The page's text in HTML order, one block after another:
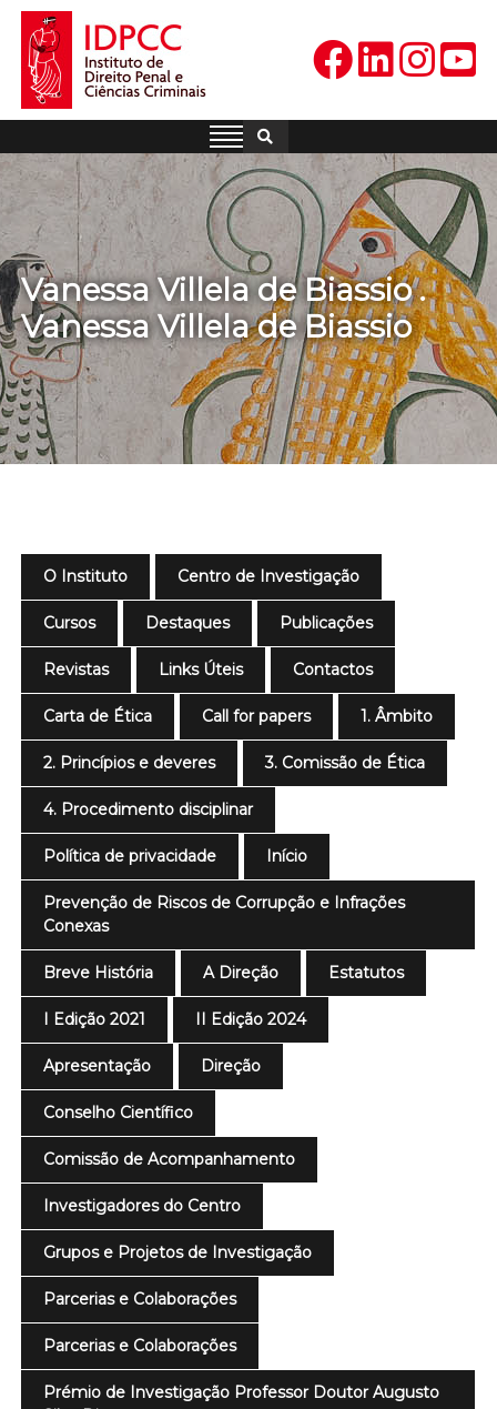
Skip
content
IDPCC
Instituto de Direito Penal e
Vanessa Villela de Biassio .
Vanessa Villela de Biassio
O Instituto Centro de Investigação
Cursos Destaques Publicações
Revistas Links Úteis Contactos
Carta de Ética Call for papers 1. Âmbito
2. Princípios e deveres 3. Comissão de Ética
4. Procedimento disciplinar
Política de privacidade Início
Prevenção de Riscos de Corrupção e Infrações
Conexas
Breve História A Direção Estatutos
I Edição 2021 II Edição 2024
Apresentação Direção
Conselho Científico
Comissão de Acompanhamento
Investigadores do Centro
Grupos e Projetos de Investigação
Parcerias e Colaborações
Parcerias e Colaborações
Prémio de Investigação Professor Doutor Augusto